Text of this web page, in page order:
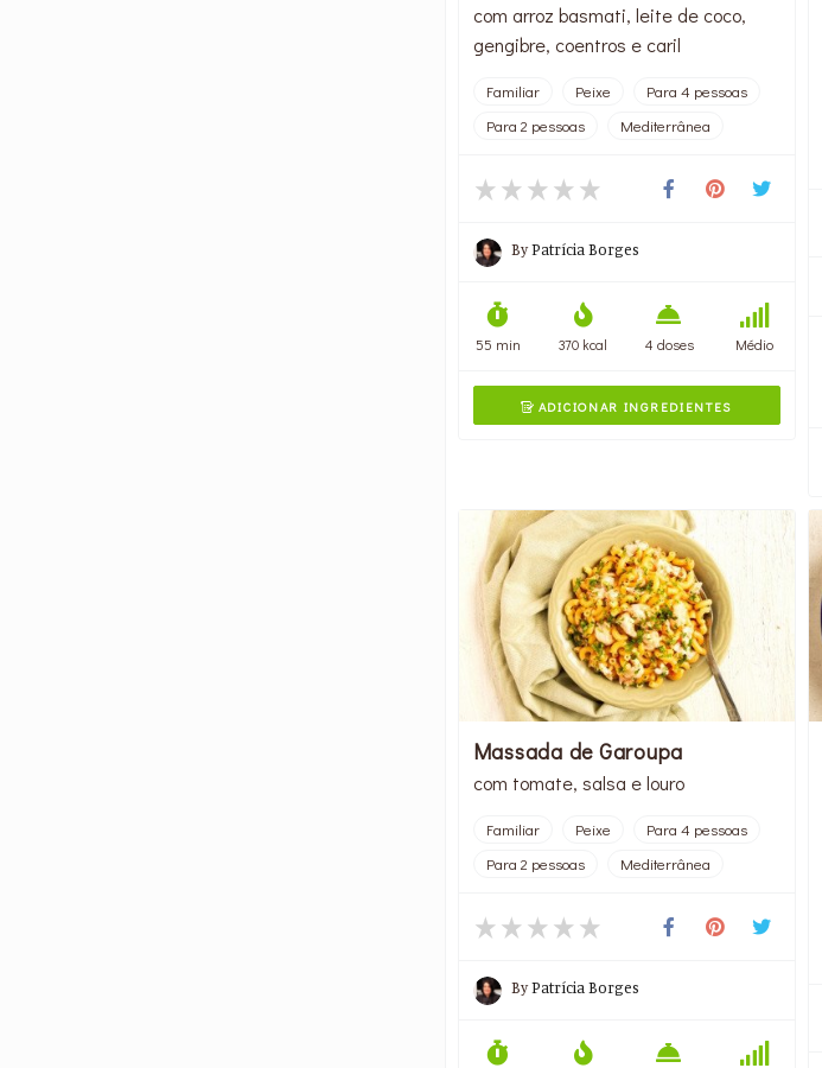
com arroz basmati, leite de coco,
gengibre, coentros e caril
Familiar Peixe
Para 4 pessoas
Para 2 pessoas
Mediterrânea
ByPatrícia Borges
55 min 370 kcal 4 doses Médio
 ADICIONAR INGREDIENTES
Massada de Garoupa
com tomate, salsa e louro
Familiar Peixe
Para 4 pessoas
Para 2 pessoas
Mediterrânea
ByPatrícia Borges